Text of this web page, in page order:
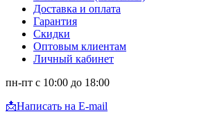
Доставка и оплата
Гарантия
Скидки
Оптовым клиентам
Личный кабинет
пн-пт с 10:00 до 18:00
📩Написать на E-mail